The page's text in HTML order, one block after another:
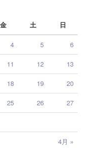
金 土 日
4月 »
4 5 6
11 12 13
18 19 20
25 26 27